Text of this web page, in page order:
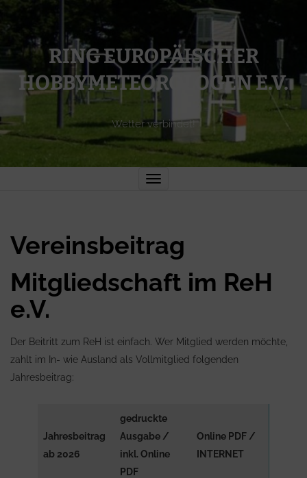
RING EUROPÄISCHER
HOBBYMETEOROLOGEN E.V.
Wetter verbindet!
Toggle
navigation
Vereinsbeitrag
Mitgliedschaft im ReH
e.V.
Der Beitritt zum ReH ist einfach. Wer Mitglied werden möchte,
zahlt im In- wie Ausland als Vollmitglied folgenden
Jahresbeitrag:
Jahresbeitrag
ab 2026
gedruckte
Ausgabe /
inkl. Online
PDF
Online PDF /
INTERNET